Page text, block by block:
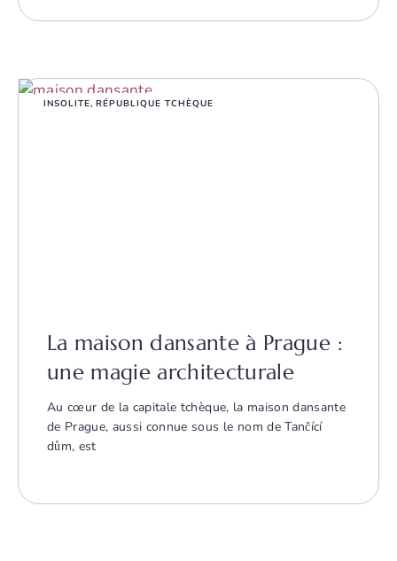
INSOLITE, RÉPUBLIQUE TCHÈQUE
La maison dansante à Prague :
une magie architecturale
Au cœur de la capitale tchèque, la maison dansante
de Prague, aussi connue sous le nom de Tančící
dům, est